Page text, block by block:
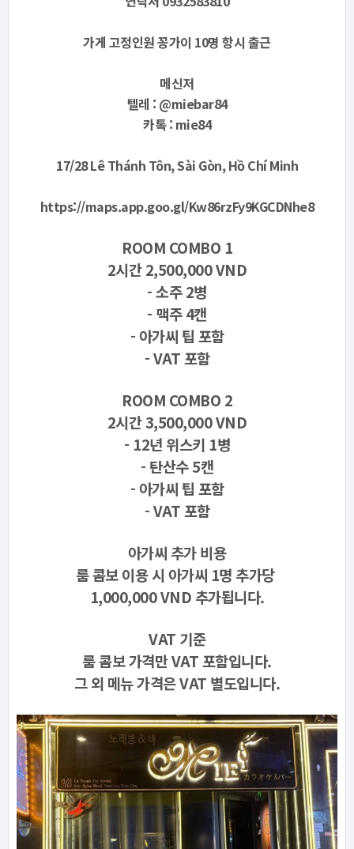
가게 고정인원 꽁가이 10명 항시 출근
메신저
텔레 : @miebar84
카톡 : mie84
17/28 Lê Thánh Tôn, Sài Gòn, Hồ Chí Minh
https://maps.app.goo.gl/Kw86rzFy9KGCDNhe8
ROOM COMBO 1
2시간 2,500,000 VND
- 소주 2병
- 맥주 4캔
- 아가씨 팁 포함
- VAT 포함
ROOM COMBO 2
2시간 3,500,000 VND
- 12년 위스키 1병
- 탄산수 5캔
- 아가씨 팁 포함
- VAT 포함
아가씨 추가 비용
룸 콤보 이용 시 아가씨 1명 추가당
1,000,000 VND 추가됩니다.
VAT 기준
룸 콤보 가격만 VAT 포함입니다.
그 외 메뉴 가격은 VAT 별도입니다.